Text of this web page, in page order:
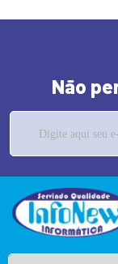
Não